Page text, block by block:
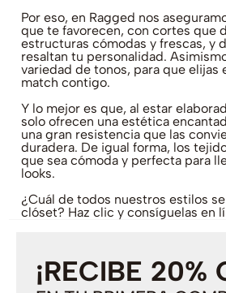
Por eso, en Ragged nos
que te favorecen, con cortes que
estructuras cómodas y frescas, y
resaltan tu personalidad.
variedad de tonos, para que elijas
match contigo.
Y lo mejor es que, al estar
solo ofrecen una estética
una gran resistencia que las
duradera. De igual forma, los
que sea cómoda y perfecta para
looks.
¿Cuál de todos nuestros estilos
clóset? Haz clic y consíguelas en
¡RECIBE 20%